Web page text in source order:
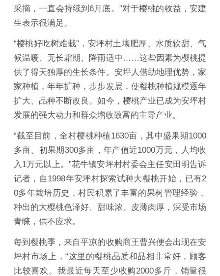
采摘，一直会持续到6月底。”对于樱桃的收益，安建
生表示很满足。
“樱桃好吃树难栽”，安坪村土壤肥厚、水质软甜、气
候温暖、无长霜期、降雨适中……这些因素为樱桃提
供了得天独厚的生长条件。安坪人借助地理优势，家
家种植，年年扩种，步步发展，使樱桃种植规模逐年
扩大、品种不断改良。如今，樱桃产业已成为安坪村
发展的强大动力和群众增收致富的主导产业。
“截至目前，全村樱桃种植1630亩，其中盛果期1000
多亩、初果期300多亩，年产值近1000万元，人均收
入1万元以上。”花牛镇安坪村村委会主任安田明告诉
记者，自1998年安坪村探索试种大樱桃开始，已有2
0多年栽培历史，村民积累了丰富的果树管理经验，
种出的大樱桃色泽好、甜味浓、皮薄肉厚，深受市场
青睐，供不应求。
每到樱桃季，来自平凉的收购商王曹兴便会出现在安
坪村市场上，“这里的樱桃品质和品相非常好，顾客
比较喜欢。我最近每天至少收购2000多斤，销量很